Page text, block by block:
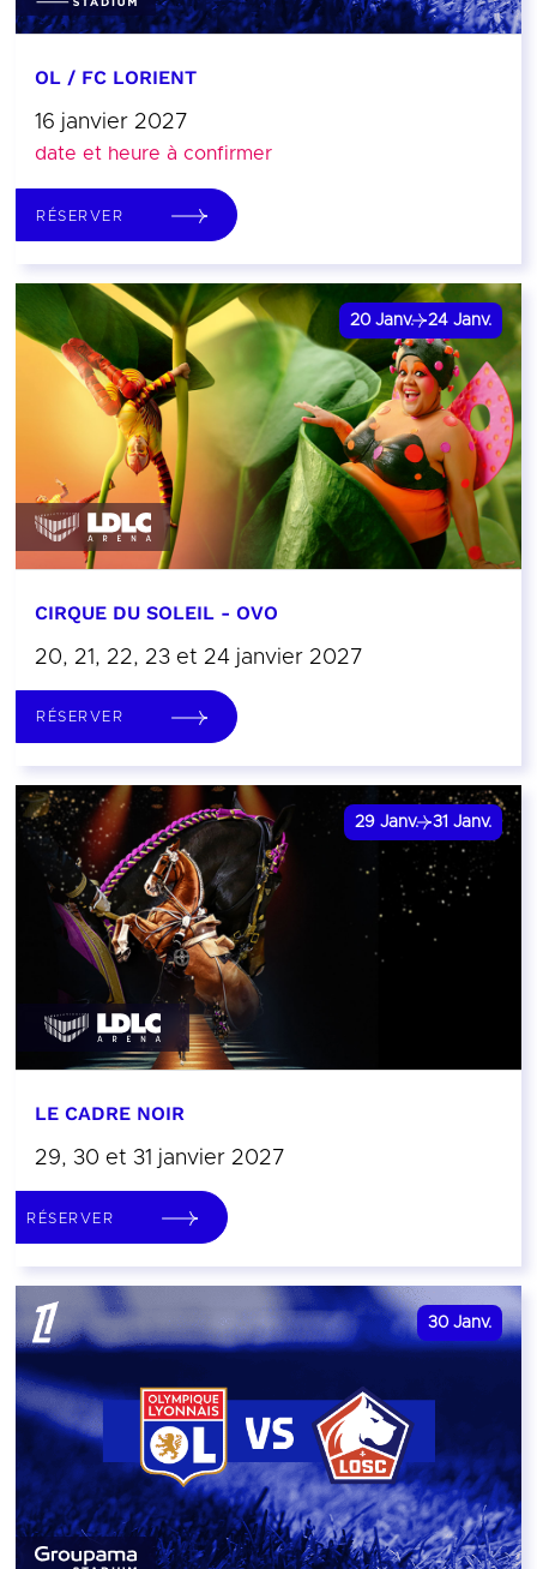
OL / FC LORIENT
16 janvier 2027
date et heure à confirmer
RÉSERVER
20 Janv. 24 Janv.
CIRQUE DU SOLEIL - OVO
20, 21, 22, 23 et 24 janvier 2027
RÉSERVER
29 Janv. 31 Janv.
LE CADRE NOIR
29, 30 et 31 janvier 2027
RÉSERVER
30 Janv.